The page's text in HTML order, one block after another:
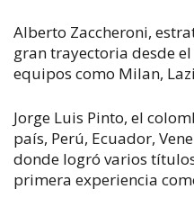
Alberto Zaccheroni,
gran trayectoria desde
equipos como Milan,
Jorge Luis Pinto, el
país, Perú, Ecuador,
donde logró varios
primera experiencia